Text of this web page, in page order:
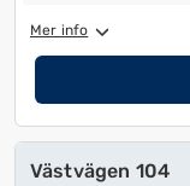
Mer info
Västvägen 104